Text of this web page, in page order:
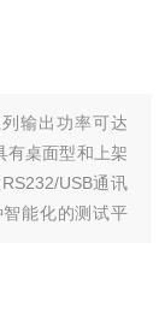
输出功率可达
有桌面型和上架
USB通讯
能化的测试平
域等需要使用